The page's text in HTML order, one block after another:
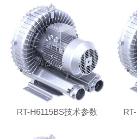
RT-H6115BS技术参数